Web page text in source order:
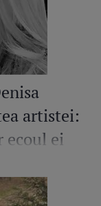
artistei:
ecoul ei